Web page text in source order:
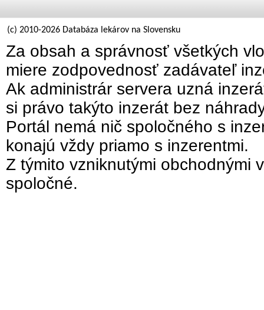
(c) 2010-2026 Databáza lekárov na Slovensku
Za obsah a správnosť všetkých
miere zodpovednosť zadávateľ
Ak administrár servera uzná
si právo takýto inzerát bez
Portál nemá nič spoločného s
konajú vždy priamo s inzerentmi.
Z týmito vzniknutými obchodnými
spoločné.